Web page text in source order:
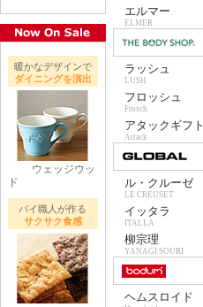
暖かなデザインで
ダイニングを演出
ウェッジウッ
ド
パイ職人が作る
サクサク食感
エルマー
ELMER
ラッシュ
LUSH
フロッシュ
Frosch
アタックギフト
Attack
ル・クルーゼ
LE CREUSET
イッタラ
ITALLA
柳宗理
YANAGI SOURI
ヘムスロイド